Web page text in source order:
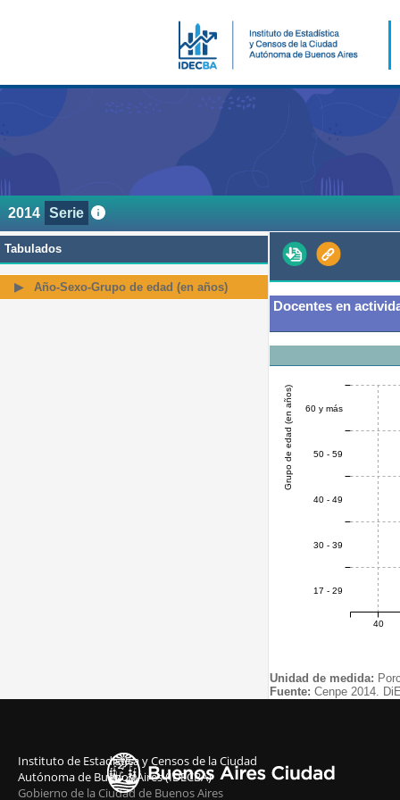
2014 Serie
Tabulados
Año-Sexo-Grupo de edad (en años)
Docentes en
Grupo de edad (en años) 60 y más
50 - 59
40 - 49
30 - 39
17 - 29
40
Unidad de medida:
Fuente: Cenpe 2014.
Instituto de Estadística y Censos de la Ciudad
Autónoma de Buenos Aires (IDECBA)
Gobierno de la Ciudad de Buenos Aires